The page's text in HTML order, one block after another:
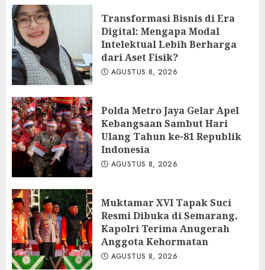
Transformasi Bisnis di Era
Digital: Mengapa Modal
Intelektual Lebih Berharga
dari Aset Fisik?
AGUSTUS 8, 2026
Polda Metro Jaya Gelar Apel
Kebangsaan Sambut Hari
Ulang Tahun ke-81 Republik
Indonesia
AGUSTUS 8, 2026
Muktamar XVI Tapak Suci
Resmi Dibuka di Semarang,
Kapolri Terima Anugerah
Anggota Kehormatan
AGUSTUS 8, 2026